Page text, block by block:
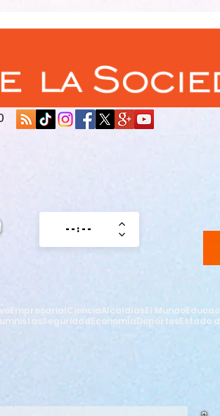
EmpresarialCienciaAlcaldíasEl Mundo
SeguridadEconomíaDeportesEstado